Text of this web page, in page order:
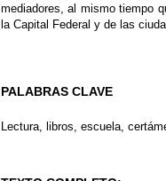
mediadores, al mismo tiempo
la Capital Federal y de las
PALABRAS CLAVE
Lectura, libros, escuela,